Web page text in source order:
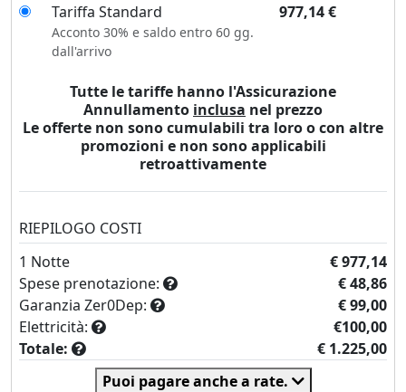
Tariffa Standard
977,14€
Acconto 30% e saldo entro 60 gg.
dall'arrivo
Tutte le tariffe hanno l'Assicurazione
Annullamento inclusa nel prezzo
Le offerte non sono cumulabili tra loro o con altre
promozioni e non sono applicabili
retroattivamente
RIEPILOGO COSTI
1 Notte
€ 977,14
Spese prenotazione:
€ 48,86
Garanzia Zer0Dep:
€ 99,00
Elettricità:
€100,00
Totale:
€ 1.225,00
Puoi pagare anche a rate.